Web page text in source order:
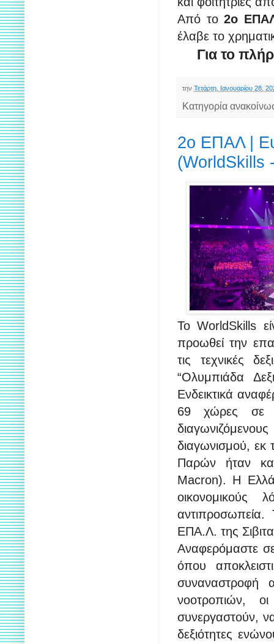
Από το 2ο
έλαβε το
Για το
την Τετάρτη, Ιανουαρίου 28,
Κατηγορία
2ο ΕΠΑΛ |
(WorldSkills
Το WorldSkills
προωθεί την
τις τεχνικές
“Ολυμπιάδα
Ενδεικτικά
69 χώρες σε
διαγωνισμού, εκ
Παρών ήταν
Macron). Η
οικονομικούς
ΕΠΑ.Λ. της
Αναφερόμαστε
όπου
συναναστροφή
νοοτροπιών,
συνεργαστούν,
δεξιότητες